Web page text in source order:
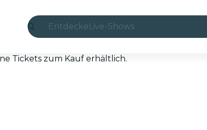
EntdeckeLive-Shows
Tickets zum Kauf erhältlich.